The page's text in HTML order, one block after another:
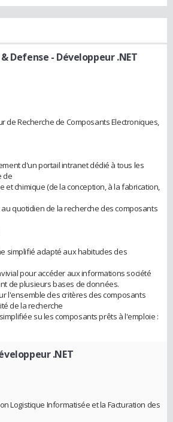
Defense - Développeur .NET
de Recherche de Composants Electroniques,
d'un portail intranet dédié à tous les
de
et chimique (de la conception, à la fabrication,
quotidien de la recherche des composants
simplifié adapté aux habitudes des
pour accéder aux informations société
de plusieurs bases de données.
l'ensemble des critères des composants
de la recherche
su les composants prêts à l'emploie :
.NET
Logistique Informatisée et la Facturation des